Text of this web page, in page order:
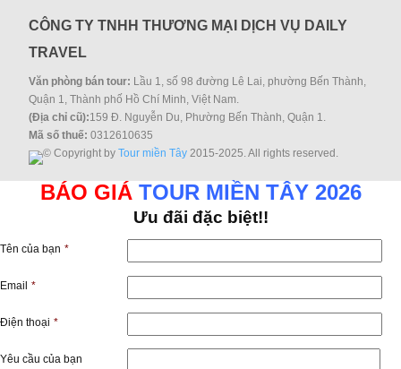
CÔNG TY TNHH THƯƠNG MẠI DỊCH VỤ DAILY
TRAVEL
Văn phòng bán tour: Lầu 1, số 98 đường Lê Lai, phường Bến Thành,
Quận 1, Thành phố Hồ Chí Minh, Việt Nam.
(Địa chỉ cũ):159 Đ. Nguyễn Du, Phường Bến Thành, Quận 1.
Mã số thuế: 0312610635
© Copyright byTour miền Tây 2015-2025. All rights reserved.
BÁO GIÁ TOUR MIỀN TÂY 2026
Ưu đãi đặc biệt!!
Tên của bạn *
Email *
Điện thoại *
Yêu cầu của bạn